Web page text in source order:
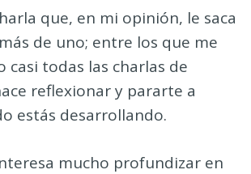
que, en mi opinión, le saca
de uno; entre los que me
casi todas las charlas de
reflexionar y pararte a
estás desarrollando.
mucho profundizar en